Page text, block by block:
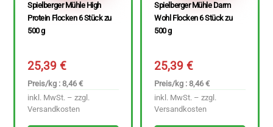
Spielberger Mühle High
Protein Flocken 6 Stück zu
500 g
25,39€
Preis/kg : 8,46 €
inkl. MwSt. – zzgl.
Versandkosten
Spielberger Mühle Darm
Wohl Flocken 6 Stück zu
500 g
25,39€
Preis/kg : 8,46 €
inkl. MwSt. – zzgl.
Versandkosten